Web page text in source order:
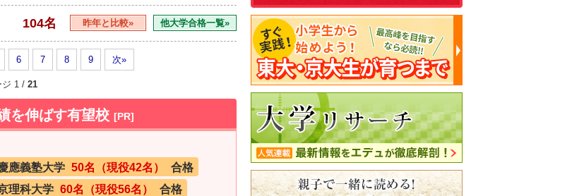
104名 昨年と比較» 他大学合格一覧»
6 7 8 9 次»
ジ 1 / 21
を伸ばす有望校 [PR]
應義塾大学 50名（現役42名）
合格
理科大学 60名（現役56名） 合格